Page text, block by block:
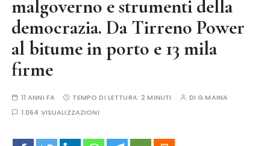
malgoverno e strumenti della
democrazia. Da Tirreno Power
al bitume in porto e 13 mila
firme
11 ANNI FA TEMPO DI LETTURA:2 MINUTI DIG.MAINA
1.064 VISUALIZZAZIONI